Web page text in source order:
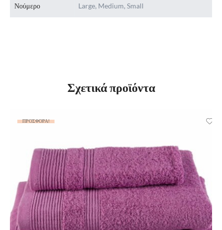
Νούμερο Large, Medium, Small
Σχετικά προϊόντα
ΠΡΟΣΦΟΡΆ!